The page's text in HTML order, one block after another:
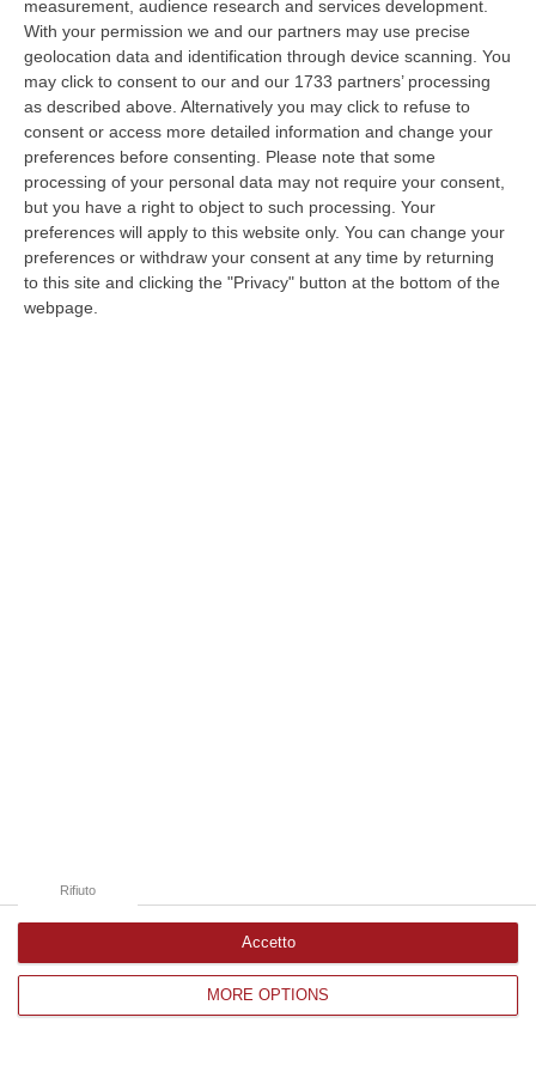
measurement, audience research and services development.
With your permission we and our partners may use precise
geolocation data and identification through device scanning. You
may click to consent to our and our 1733 partners’ processing
as described above. Alternatively you may click to refuse to
consent or access more detailed information and change your
preferences before consenting.
Please note that some
processing of your personal data may not require your consent,
but you have a right to object to such processing. Your
preferences will apply to this website only. You can change your
preferences or withdraw your consent at any time by returning
to this site and clicking the "Privacy" button at the bottom of the
webpage.
MORE OPTIONS
Rifiuto
Accetto
Torna In Calabria: OSM Cerca Professionisti Calabresi Che Vivono
Al Nord E Che Hanno Voglia Di Rientrare Nella Terra Di Origine
“Se per anni lasciare la Calabria è stata una scelta quasi obbligata oggi è
possibile fare un’inversione di marcia grazie ad OSM Centro Cala…
07 Agosto, 20:24
Tragedia A Calanna, 40enne Elettricista Muore Folgorato
“CALANNA Fabio Calabrò, 40enne elettricista è rimasto folgorato sul
lavoro mentre montava delle luminarie nel comune di Calanna.
Originario…
07 Agosto, 20:17
Corriere delle Calabria è una testata giornalistica di News&Com S.r.l